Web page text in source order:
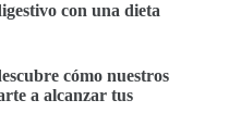
con una dieta
cómo nuestros
a alcanzar tus